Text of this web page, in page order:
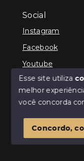
Social
Instagram
Facebook
Youtube
© Copyright 2026
SITE PARA IMOBILIARIA
Olá!
Esse site utiliza
melhor
você concorda
Concordo,